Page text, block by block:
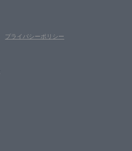
プライバシーポリシー